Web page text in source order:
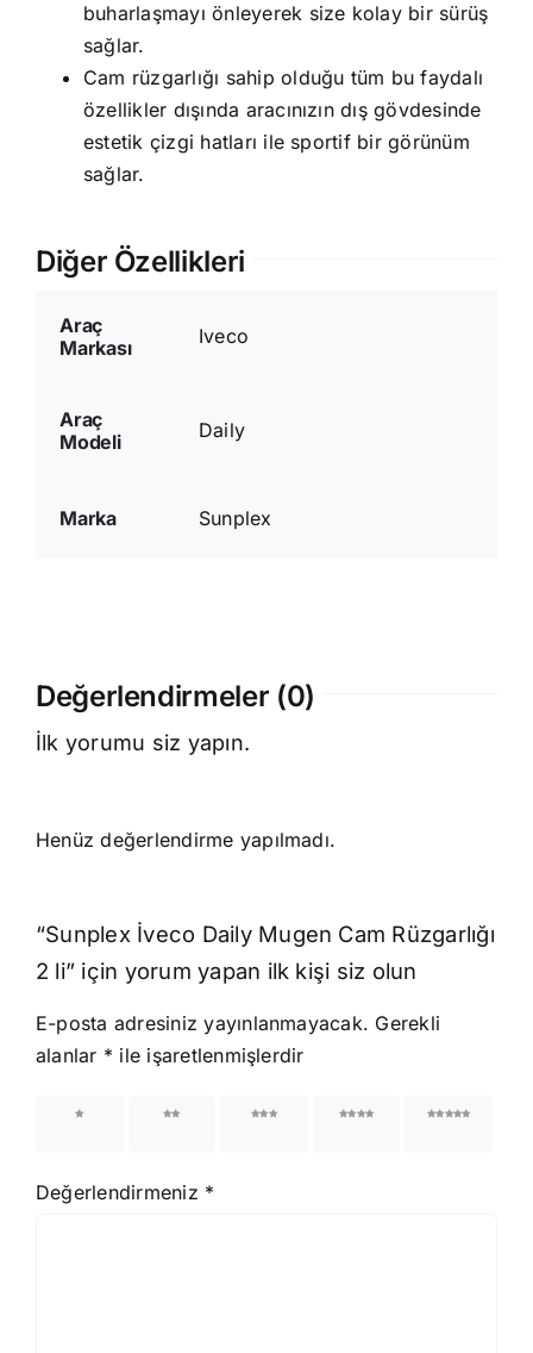
buharlaşmayı önleyerek size kolay bir sürüş
sağlar.
Cam rüzgarlığı sahip olduğu tüm bu faydalı
özellikler dışında aracınızın dış gövdesinde
estetik çizgi hatları ile sportif bir görünüm
sağlar.
Diğer Özellikleri
Araç
Markası
Iveco
Araç
Modeli
Daily
Marka Sunplex
Değerlendirmeler (0)
İlk yorumu siz yapın.
Henüz değerlendirme yapılmadı.
“Sunplex İveco Daily Mugen Cam Rüzgarlığı
2 li” için yorum yapan ilk kişi siz olun
E-posta adresiniz yayınlanmayacak. Gerekli
alanlar * ile işaretlenmişlerdir
2/5
3/5
4/5
5/5
Değerlendirmeniz *